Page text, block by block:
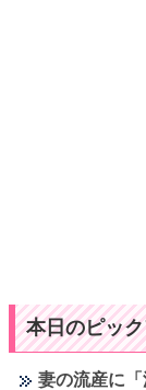
本日のピッ
妻の流産に